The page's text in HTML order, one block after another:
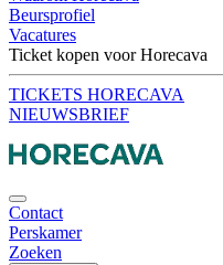
Beursprofiel
Vacatures
Ticket kopen voor Horecava
TICKETS HORECAVA
NIEUWSBRIEF
Contact
Perskamer
Zoeken